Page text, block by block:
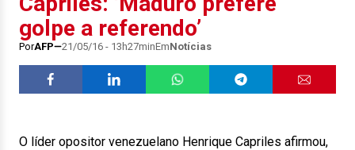
golpe a referendo’
PorAFP 21/05/16 - 13h27minEmNotícias
O líder opositor venezuelano Henrique Capriles afirmou,